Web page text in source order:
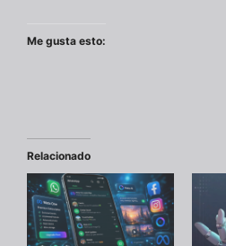
Me gusta esto:
Relacionado